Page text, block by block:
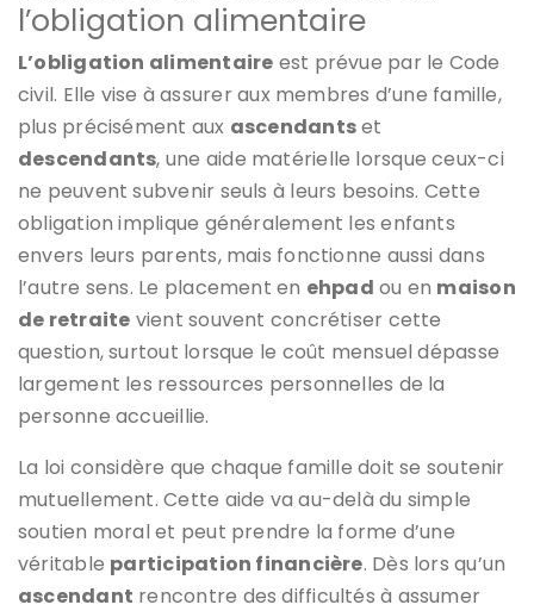
l’obligation alimentaire
L’obligation alimentaire est prévue par le Code
civil. Elle vise à assurer aux membres d’une famille,
plus précisément aux ascendantset
descendants, une aide matérielle lorsque ceux-ci
ne peuvent subvenir seuls à leurs besoins. Cette
obligation implique généralement les enfants
envers leurs parents, mais fonctionne aussi dans
l’autre sens. Le placement en ehpad ou en maison
de retraite vient souvent concrétiser cette
question, surtout lorsque le coût mensuel dépasse
largement les ressources personnelles de la
personne accueillie.
La loi considère que chaque famille doit se soutenir
mutuellement. Cette aide va au-delà du simple
soutien moral et peut prendre la forme d’une
véritable participation financière. Dès lors qu’un
ascendant rencontre des difficultés à assumer